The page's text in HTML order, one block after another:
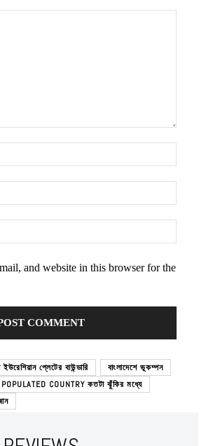
condimentum
dolor
and website in this browser for the
ইউরেশিয়ান প্লেটের বাউন্ডারি
বাংলাদেশে ভূকম্পন
COUNTRY কতটা ঝুঁকির মধ্যে